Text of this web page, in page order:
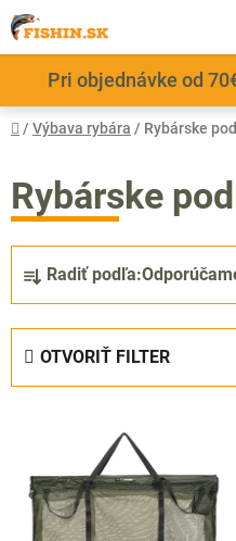
Prejsť
na
obsah
Pri objednávke od
Domov
/ Výbava rybára / Rybárske
Rybárske
Radiť podľa:
OTVORIŤ FILTER